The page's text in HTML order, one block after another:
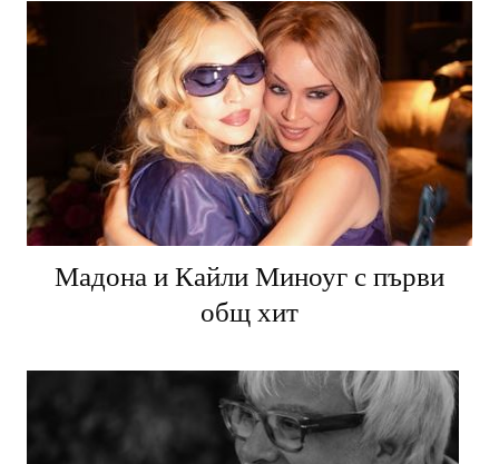
Мадона и Кайли Миноуг с първи
общ хит